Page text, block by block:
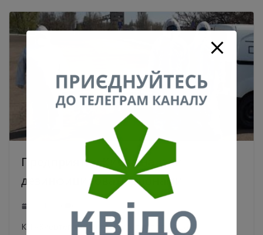
Предприятия Киева начали
дезинфицировать дронами
КП «Киевтеплоэнерго» будет использовать